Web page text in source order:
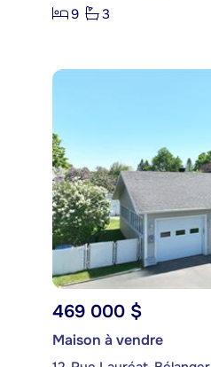
9
3
469 000 $
Maison à vendre